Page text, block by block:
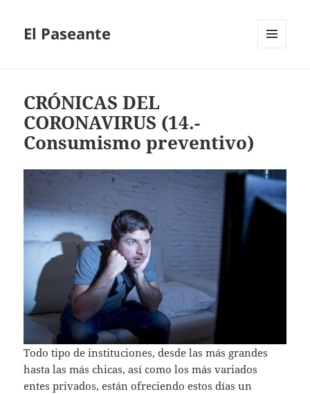
El Paseante
CRÓNICAS DEL
CORONAVIRUS (14.-
Consumismo preventivo)
Todo tipo de instituciones, desde las más grandes
hasta las más chicas, así como los más variados
entes privados, están ofreciendo estos días un